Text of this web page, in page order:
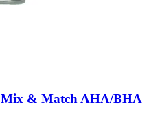
Mix & Match AHA/BHA